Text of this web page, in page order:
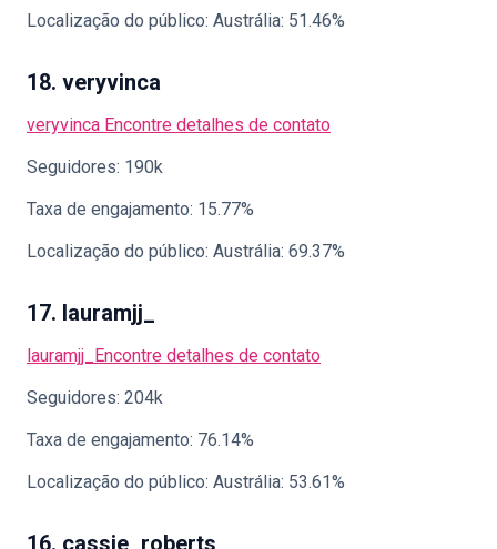
Localização do público: Austrália: 51.46%
18. veryvinca
veryvinca Encontre detalhes de contato
Seguidores: 190k
Taxa de engajamento: 15.77%
Localização do público: Austrália: 69.37%
17. lauramjj_
lauramjj_ Encontre detalhes de contato
Seguidores: 204k
Taxa de engajamento: 76.14%
Localização do público: Austrália: 53.61%
16. cassie_roberts